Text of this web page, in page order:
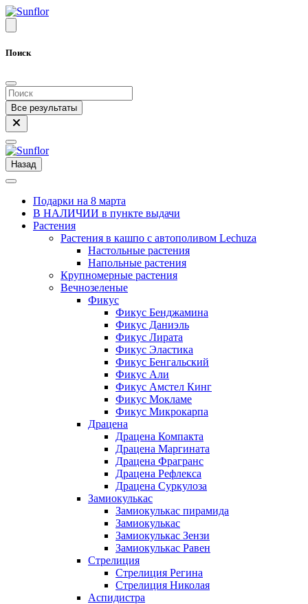
Поиск
Все результаты
Назад
Подарки на 8 марта
В НАЛИЧИИ в пункте выдачи
Растения
Растения в кашпо с автополивом Lechuza
Настольные растения
Напольные растения
Крупномерные растения
Вечнозеленые
Фикус
Фикус Бенджамина
Фикус Даниэль
Фикус Лирата
Фикус Эластика
Фикус Бенгальский
Фикус Али
Фикус Амстел Кинг
Фикус Мокламе
Фикус Микрокарпа
Драцена
Драцена Компакта
Драцена Маргината
Драцена Фрагранс
Драцена Рефлекса
Драцена Суркулоза
Замиокулькас
Замиокулькас пирамида
Замиокулькас
Замиокулькас Зензи
Замиокулькас Равен
Стрелиция
Стрелиция Регина
Стрелиция Николая
Аспидистра